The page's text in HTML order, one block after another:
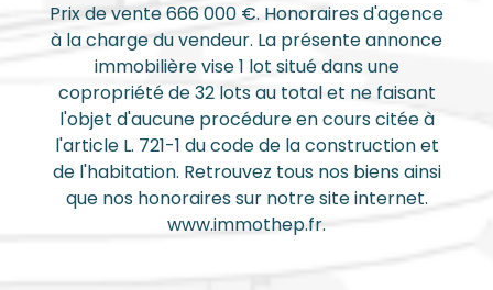
Prix de vente 666 000 €. Honoraires d'agence
à la charge du vendeur. La présente annonce
immobilière vise 1 lot situé dans une
copropriété de 32 lots au total et ne faisant
l'objet d'aucune procédure en cours citée à
l'article L. 721-1 du code de la construction et
de l'habitation. Retrouvez tous nos biens ainsi
que nos honoraires sur notre site internet.
www.immothep.fr.